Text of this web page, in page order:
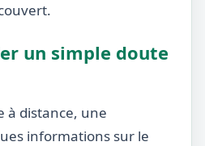
un simple doute
à distance, une
informations sur le